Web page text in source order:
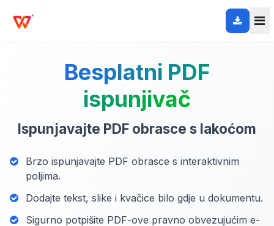
Besplatni PDF
ispunjivač
Ispunjavajte PDF obrasce s lakoćom
Brzo ispunjavajte PDF obrasce s interaktivnim
poljima.
Dodajte tekst, slike i kvačice bilo gdje u dokumentu.
Sigurno potpišite PDF-ove pravno obvezujućim e-